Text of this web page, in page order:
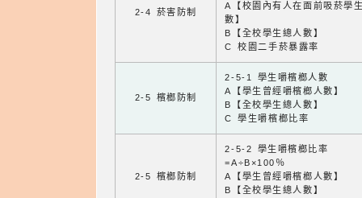
2-4 菸害防制
A【校園內有人在面前吸菸學
數】
B【全校學生總人數】
C 校園二手菸暴露率
2-5 檳榔防制
2-5-1 學生嚼檳榔人數
A【學生曾經嚼檳榔人數】
B【全校學生總人數】
C 學生嚼檳榔比率
2-5 檳榔防制
2-5-2 學生嚼檳榔比率
=A÷B×100％
A【學生曾經嚼檳榔人數】
B【全校學生總人數】